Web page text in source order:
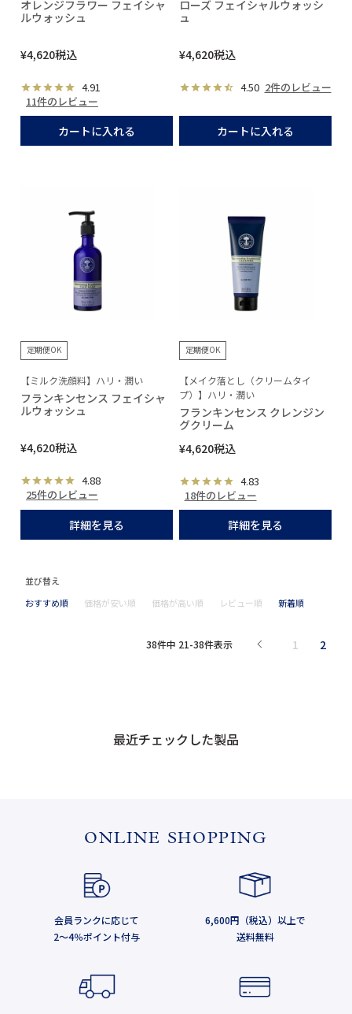
オレンジフラワー フェイシャ
ルウォッシュ
¥4,620税込
4.91
11件のレビュー
カートに入れる
ローズ フェイシャルウォッシ
ュ
¥4,620税込
4.50 2件のレビュー
カートに入れる
定期便OK
【ミルク洗顔料】ハリ・潤い
フランキンセンス フェイシャ
ルウォッシュ
¥4,620税込
4.88
25件のレビュー
詳細を見る
定期便OK
【メイク落とし（クリームタイ
プ）】ハリ・潤い
フランキンセンス クレンジン
グクリーム
¥4,620税込
4.83
18件のレビュー
詳細を見る
並び替え
おすすめ順
価格が安い順 価格が高い順 レビュー順 新着順
38件中 21-38件表示 1 2
最近チェックした製品
ONLINE SHOPPING
会員ランクに応じて
2～4％ポイント付与
6,600円（税込）以上で
送料無料